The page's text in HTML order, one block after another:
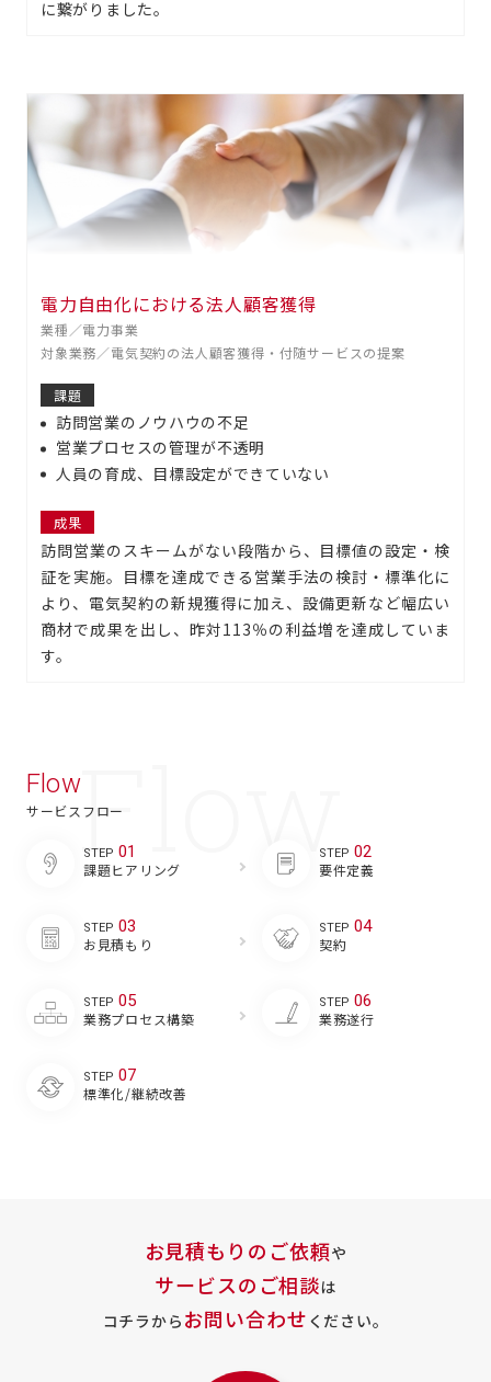
に繋がりました。
電力自由化における法人顧客獲得
業種／電力事業
対象業務／電気契約の法人顧客獲得・付随サービスの提案
課題
訪問営業のノウハウの不足
営業プロセスの管理が不透明
人員の育成、目標設定ができていない
成果
訪問営業のスキームがない段階から、目標値の設定・検
証を実施。目標を達成できる営業手法の検討・標準化に
より、電気契約の新規獲得に加え、設備更新など幅広い
商材で成果を出し、昨対113％の利益増を達成していま
す。
Flow
サービスフロー
STEP 01
課題ヒアリング
STEP 02
要件定義
STEP 03
お見積もり
STEP 04
契約
STEP 05
業務プロセス構築
STEP 06
業務遂行
STEP 07
標準化/継続改善
お見積もりのご依頼や
サービスのご相談は
コチラから お問い合わせ ください。